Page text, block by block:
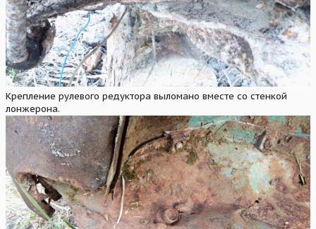
Крепление рулевого редуктора выломано вместе со стенкой
лонжерона.